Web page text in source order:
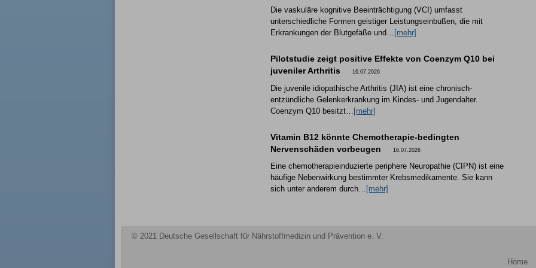
Die vaskuläre kognitive Beeinträchtigung (VCI) umfasst
unterschiedliche Formen geistiger Leistungseinbußen, die mit
Erkrankungen der Blutgefäße und…
[mehr]
Pilotstudie zeigt positive Effekte von Coenzym Q10 bei
juveniler Arthritis
16.07.2026
Die juvenile idiopathische Arthritis (JIA) ist eine chronisch-
entzündliche Gelenkerkrankung im Kindes- und Jugendalter.
Coenzym Q10 besitzt… [mehr]
Vitamin B12 könnte Chemotherapie-bedingten
Nervenschäden vorbeugen
16.07.2026
Eine chemotherapieinduzierte periphere Neuropathie (CIPN) ist eine
häufige Nebenwirkung bestimmter Krebsmedikamente. Sie kann
sich unter anderem durch… [mehr]
© 2021 Deutsche Gesellschaft für Nährstoffmedizin und Prävention e. V.
Home